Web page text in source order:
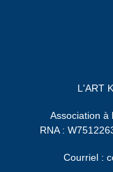
L'ART
Association à
RNA :
Courriel :